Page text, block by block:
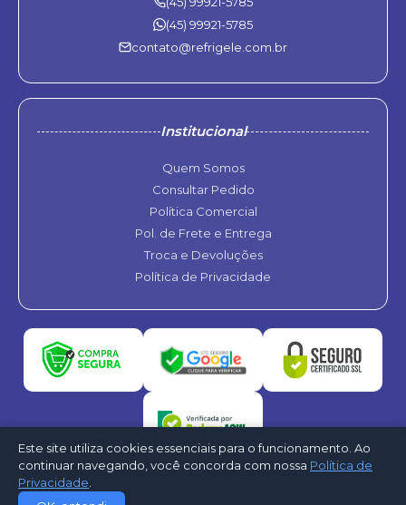
(45) 99921-5785
contato@refrigele.com.br
Institucional
Quem Somos
Consultar Pedido
Política Comercial
Pol. de Frete e Entrega
Troca e Devoluções
Política de Privacidade
©2026 - Refrigele Ar Condicionado. Todos os direitos reservados -
Este site utiliza cookies essenciais para o funcionamento. Ao
continuar navegando, você concorda com nossa Política de
Privacidade